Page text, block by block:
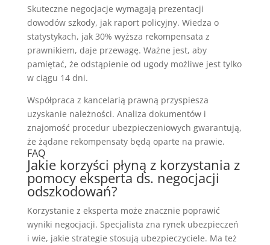
Skuteczne negocjacje wymagają prezentacji
dowodów szkody, jak raport policyjny. Wiedza o
statystykach, jak 30% wyższa rekompensata z
prawnikiem, daje przewagę. Ważne jest, aby
pamiętać, że odstąpienie od ugody możliwe jest tylko
w ciągu 14 dni.
Współpraca z kancelarią prawną przyspiesza
uzyskanie należności. Analiza dokumentów i
znajomość procedur ubezpieczeniowych gwarantują,
że żądane rekompensaty będą oparte na prawie.
FAQ
Jakie korzyści płyną z korzystania z
pomocy eksperta ds. negocjacji
odszkodowań?
Korzystanie z eksperta może znacznie poprawić
wyniki negocjacji. Specjalista zna rynek ubezpieczeń
i wie, jakie strategie stosują ubezpieczyciele. Ma też